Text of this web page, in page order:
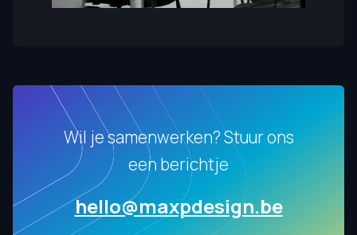
Wil je samenwerken? Stuur ons
een berichtje
hello@maxpdesign.be